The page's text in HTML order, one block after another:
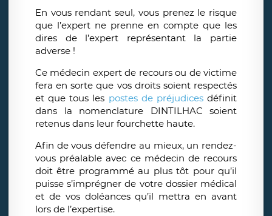
En vous rendant seul, vous prenez le risque
que l’expert ne prenne en compte que les
dires de l’expert représentant la partie
adverse !
Ce médecin expert de recours ou de victime
fera en sorte que vos droits soient respectés
et que tous les postes de préjudicesdéfinit
dans la nomenclature DINTILHAC soient
retenus dans leur fourchette haute.
Afin de vous défendre au mieux, un rendez-
vous préalable avec ce médecin de recours
doit être programmé au plus tôt pour qu’il
puisse s’imprégner de votre dossier médical
et de vos doléances qu’il mettra en avant
lors de l’expertise.